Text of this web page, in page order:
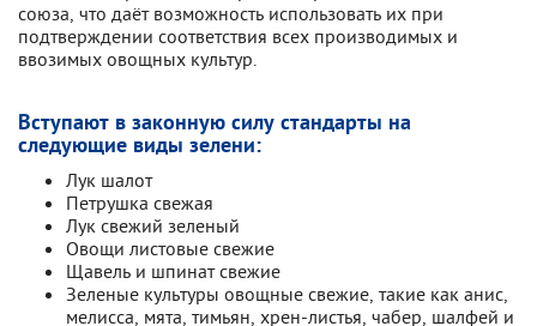
союза, что даёт возможность использовать их при
подтверждении соответствия всех производимых и
ввозимых овощных культур.
Вступают в законную силу стандарты на
следующие виды зелени:
Лук шалот
Петрушка свежая
Лук свежий зеленый
Овощи листовые свежие
Щавель и шпинат свежие
Зеленые культуры овощные свежие, такие как анис,
мелисса, мята, тимьян, хрен-листья, чабер, шалфей и